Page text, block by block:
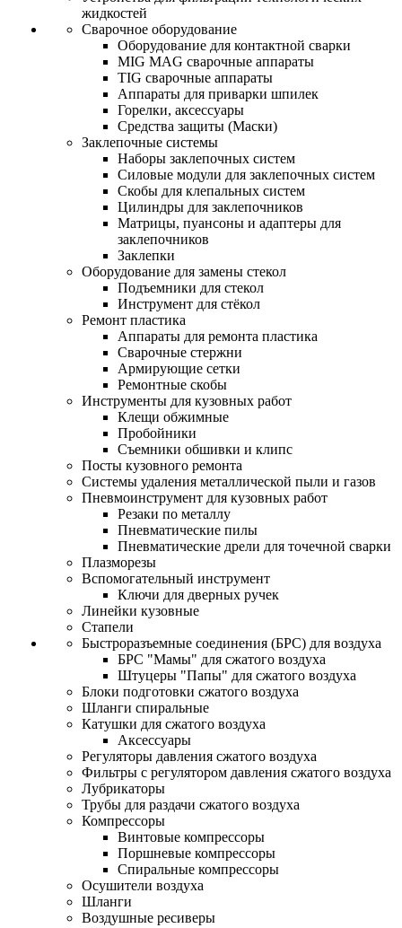
жидкостей
Сварочное оборудование
Оборудование для контактной сварки
MIG MAG сварочные аппараты
TIG сварочные аппараты
Аппараты для приварки шпилек
Горелки, аксессуары
Средства защиты (Маски)
Заклепочные системы
Наборы заклепочных систем
Силовые модули для заклепочных систем
Скобы для клепальных систем
Цилиндры для заклепочников
Матрицы, пуансоны и адаптеры для
заклепочников
Заклепки
Оборудование для замены стекол
Подъемники для стекол
Инструмент для стёкол
Ремонт пластика
Аппараты для ремонта пластика
Сварочные стержни
Армирующие сетки
Ремонтные скобы
Инструменты для кузовных работ
Клещи обжимные
Пробойники
Съемники обшивки и клипс
Посты кузовного ремонта
Системы удаления металлической пыли и газов
Пневмоинструмент для кузовных работ
Резаки по металлу
Пневматические пилы
Пневматические дрели для точечной сварки
Плазморезы
Вспомогательный инструмент
Ключи для дверных ручек
Линейки кузовные
Стапели
Быстроразъемные соединения (БРС) для воздуха
БРС "Мамы" для сжатого воздуха
Штуцеры "Папы" для сжатого воздуха
Блоки подготовки сжатого воздуха
Шланги спиральные
Катушки для сжатого воздуха
Аксессуары
Регуляторы давления сжатого воздуха
Фильтры с регулятором давления сжатого воздуха
Лубрикаторы
Трубы для раздачи сжатого воздуха
Компрессоры
Винтовые компрессоры
Поршневые компрессоры
Спиральные компрессоры
Осушители воздуха
Шланги
Воздушные ресиверы